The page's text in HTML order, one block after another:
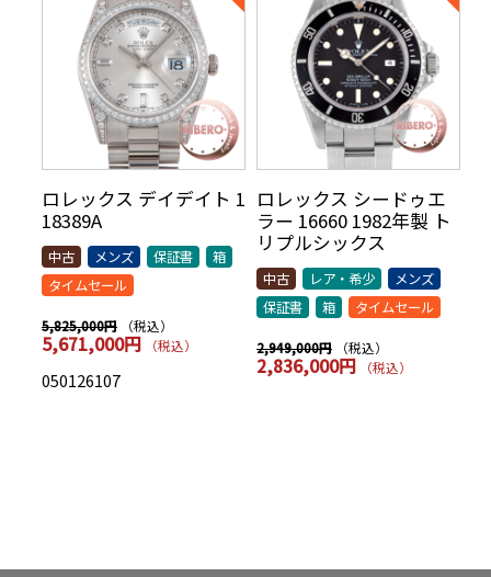
ロレックス デイデイト 1
18389A
中古 メンズ 保証書
箱
タイムセール
5,825,000円 （税込）
5,671,000円 （税込）
050126107
ロレックス シードゥエ
ラー 16660 1982年製 ト
リプルシックス
中古 レア・希少
メンズ
保証書
箱 タイムセール
2,949,000円 （税込）
2,836,000円 （税込）